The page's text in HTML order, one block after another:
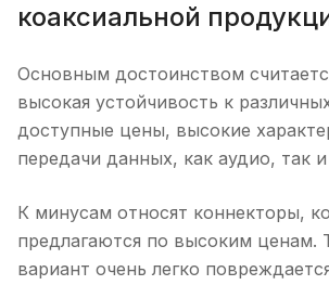
коаксиальной
Основным достоинством
высокая устойчивость к
доступные цены, высокие
передачи данных, как аудио, так
К минусам относят коннекторы,
предлагаются по высоким ценам.
вариант очень легко